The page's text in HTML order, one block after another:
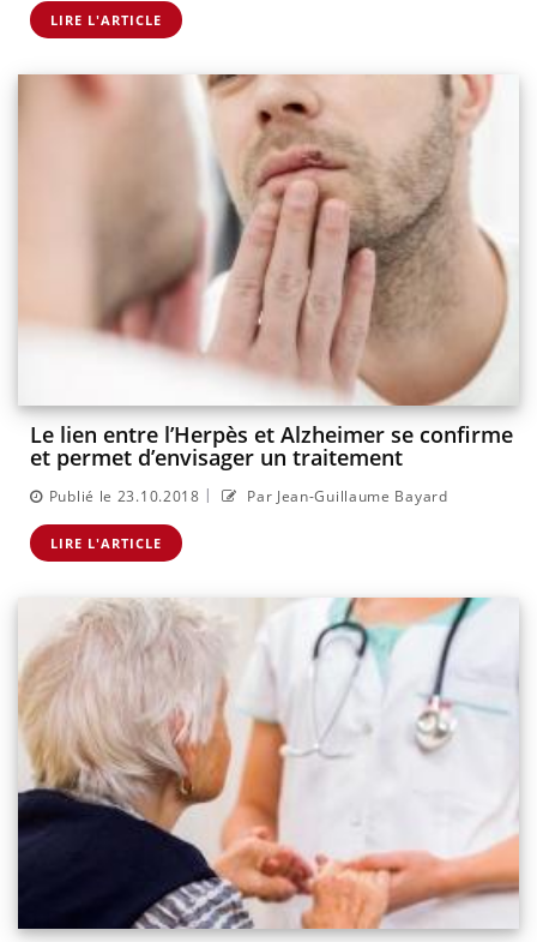
LIRE L'ARTICLE
Le lien entre l’Herpès et Alzheimer se confirme
et permet d’envisager un traitement
Publié le 23.10.2018 | Par Jean-Guillaume Bayard
LIRE L'ARTICLE